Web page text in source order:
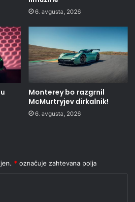
6. avgusta, 2026
Monterey bo razgrnil
McMurtryjev dirkalnik!
6. avgusta, 2026
* označuje zahtevana polja